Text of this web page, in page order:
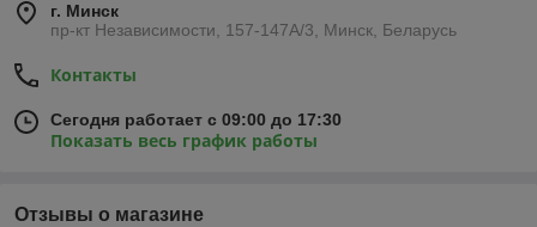
г. Минск
пр-кт Независимости, 157-147А/3, Минск, Беларусь
Контакты
Сегодня работает с 09:00 до 17:30
Показать весь график работы
Отзывы о магазине